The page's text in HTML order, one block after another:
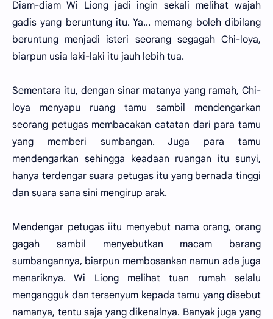
Diam-diam Wi Liong jadi ingin sekali melihat wajah
gadis yang beruntung itu. Ya... memang boleh dibilang
beruntung menjadi isteri seorang segagah Chi-loya,
biarpun usia laki-laki itu jauh lebih tua.
Sementara itu, dengan sinar matanya yang ramah, Chi-
loya menyapu ruang tamu sambil mendengarkan
seorang petugas membacakan catatan dari para tamu
yang memberi sumbangan. Juga para tamu
mendengarkan sehingga keadaan ruangan itu sunyi,
hanya terdengar suara petugas itu yang bernada tinggi
dan suara sana sini mengirup arak.
Mendengar petugas iitu menyebut nama orang, orang
gagah sambil menyebutkan macam barang
sumbangannya, biarpun membosankan namun ada juga
menariknya. Wi Liong melihat tuan rumah selalu
mengangguk dan tersenyum kepada tamu yang disebut
namanya, tentu saja yang dikenalnya. Banyak juga yang